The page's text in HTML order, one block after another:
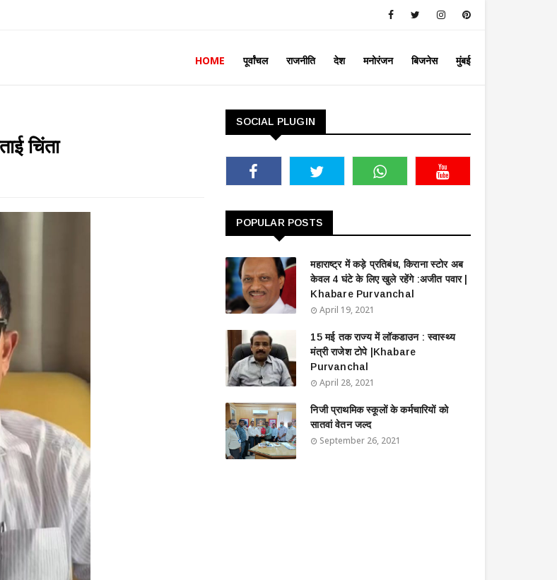
HOME पूर्वांचल राजनीति देश मनोरंजन बिजनेस मुंबई
चिंता
SOCIAL PLUGIN
POPULAR POSTS
महाराष्ट्र में कड़े प्रतिबंध, किराना स्टोर अब
केवल 4 घंटे के लिए खुले रहेंगे :अजीत पवार |
Khabare Purvanchal
April 19, 2021
15 मई तक राज्य में लॉकडाउन : स्वास्थ्य
मंत्री राजेश टोपे |Khabare
Purvanchal
April 28, 2021
निजी प्राथमिक स्कूलों के कर्मचारियों को
सातवां वेतन जल्द
September 26, 2021